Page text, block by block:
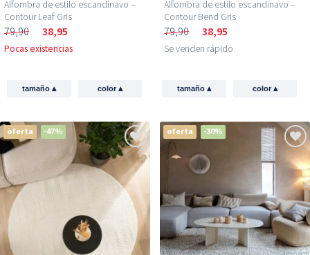
Alfombra de estilo escandinavo –
Contour Leaf Gris
79,90 38,95
Pocas existencias
tamaño ▴ color▴
Alfombra de estilo escandinavo –
Contour Bend Gris
79,90 38,95
Se venden rápido
tamaño ▴ color▴
oferta -47% oferta -30%